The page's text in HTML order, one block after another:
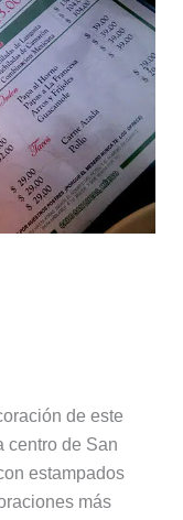
de este
centro de San
estampados
más